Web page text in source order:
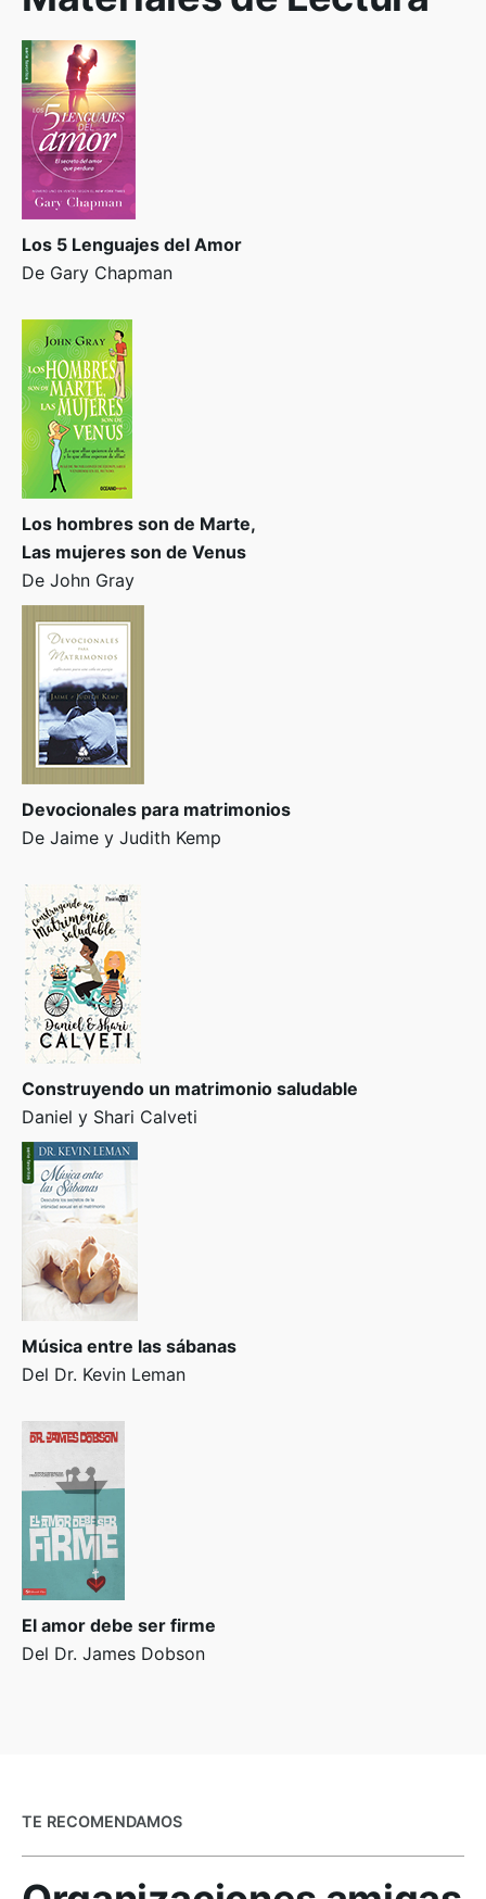
Los 5 Lenguajes del Amor
De Gary Chapman
Los hombres son de Marte,
Las mujeres son de Venus
De John Gray
Devocionales para matrimonios
De Jaime y Judith Kemp
Construyendo un matrimonio saludable
Daniel y Shari Calveti
Música entre las sábanas
Del Dr. Kevin Leman
El amor debe ser firme
Del Dr. James Dobson
TE RECOMENDAMOS